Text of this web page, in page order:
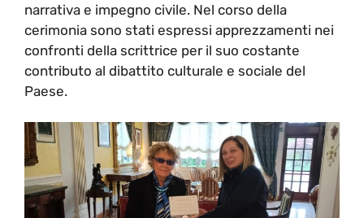
narrativa e impegno civile. Nel corso della
cerimonia sono stati espressi apprezzamenti nei
confronti della scrittrice per il suo costante
contributo al dibattito culturale e sociale del
Paese.